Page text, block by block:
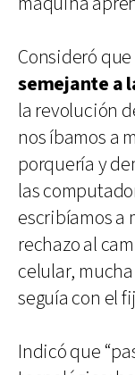
Consideró que
semejante a
la revolución
nos íbamos a
porquería y
las
escribíamos a
rechazo al
celular,
seguía con el
Indicó que